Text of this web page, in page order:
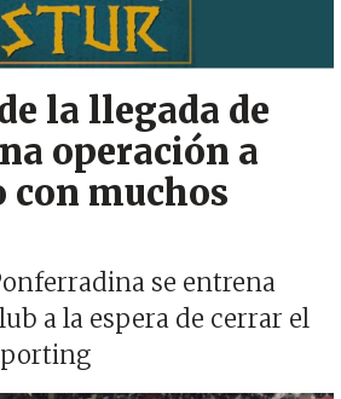
la llegada de
operación a
con muchos
se entrena
a la espera de cerrar el